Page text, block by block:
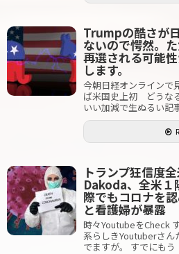
Trumpの酷さが
ないので愕然。
再選される可能
します。
今朝日経オンラインで
ば米国史上初 どうな
いい加減で生ぬるい記
トランプ狂信度
Dakoda、全米１
際でもコロナを
と看護婦が暴露
時々YoutubeをCheck
系らしきYoutuberさん
でますが。 すでにもう